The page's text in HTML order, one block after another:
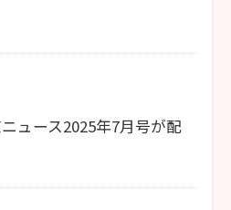
ュース2025年7月号が配